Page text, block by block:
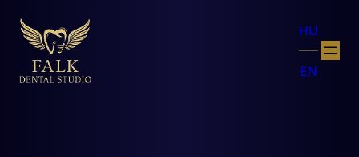
HU
EN